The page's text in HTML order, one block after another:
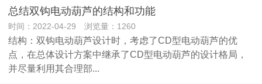
总结双钩电动葫芦的结构和功能
时间：2022-04-29 浏览量：1260
结构：双钩电动葫芦设计时，考虑了CD型电动葫芦的优
点，在总体设计方案中继承了CD型电动葫芦的设计格局，
并尽量利用其合理部...